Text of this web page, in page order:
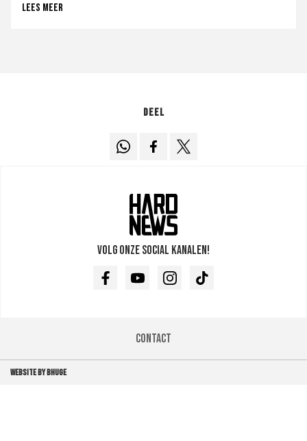
Lees meer
Deel
Volg onze social kanalen!
FacebookYoutubeInstagramTikTok
Contact
WEBSITE BY BHUGE